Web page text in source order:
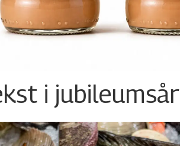
i jubileumsår